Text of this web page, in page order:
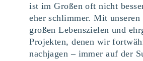
ist im Großen oft nicht
eher schlimmer. Mit unseren
großen Lebenszielen und
Projekten, denen wir
nachjagen – immer auf der